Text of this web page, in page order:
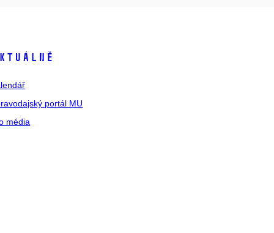
portál MU
média